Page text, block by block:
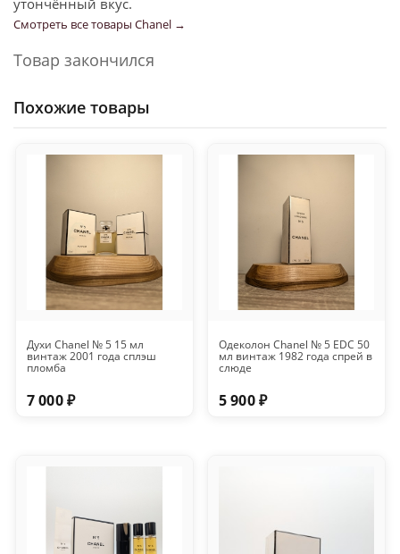
утончённый вкус.
Смотреть все товары Chanel →
Товар закончился
Похожие товары
Духи Chanel № 5 15 мл
винтаж 2001 года сплэш
пломба
7 000 ₽
Одеколон Chanel № 5 EDC 50
мл винтаж 1982 года спрей в
слюде
5 900 ₽